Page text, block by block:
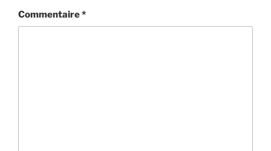
Commentaire*